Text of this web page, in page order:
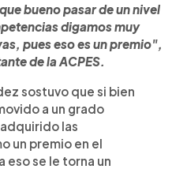
bueno pasar de un nivel
digamos muy
pues eso es un premio",
de la ACPES.
sostuvo que si bien
a un grado
las
un premio en el
eso se le torna un